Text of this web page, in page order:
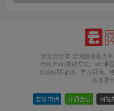
优优云分享-全网首发各大
出网上vip赚钱方法、vip课
以及网赚培训，学习引流、
从这里
友链申请 开通会员 网站